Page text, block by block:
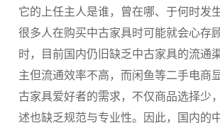
它的上任主人是谁，曾在哪、于何时发
很多人在购买中古家具时可能就会心存
时，目前国内仍旧缺乏中古家具的流通
主但流通效率不高，而闲鱼等二手电商
古家具爱好者的需求，不仅商品选择少
述也缺乏规范与专业性。因此，国内的